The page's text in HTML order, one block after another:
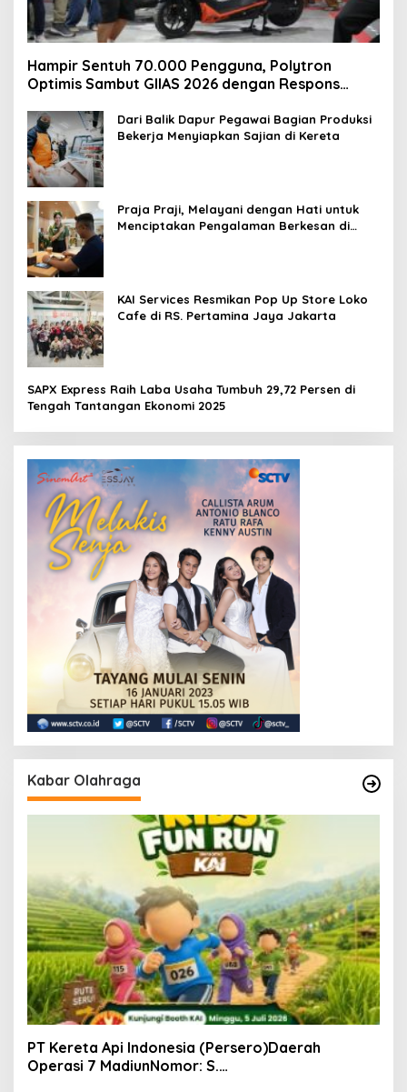
Hampir Sentuh 70.000 Pengguna, Polytron
Optimis Sambut GIIAS 2026 dengan Respons
Dari Balik Dapur Pegawai Bagian Produksi
Bekerja Menyiapkan Sajian di Kereta
Praja Praji, Melayani dengan Hati untuk
Menciptakan Pengalaman Berkesan di
KAI Services Resmikan Pop Up Store Loko
Cafe di RS. Pertamina Jaya Jakarta
SAPX Express Raih Laba Usaha Tumbuh 29,72 Persen di
Tengah Tantangan Ekonomi 2025
Kabar Olahraga
PT Kereta Api Indonesia (Persero)Daerah
Operasi 7 MadiunNomor: S.